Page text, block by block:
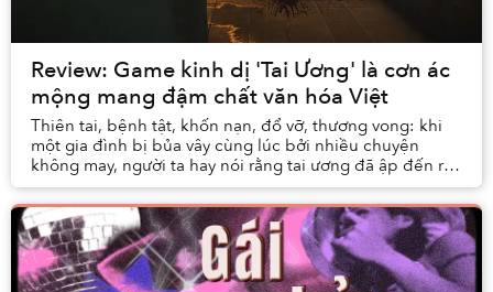
Review: Game kinh dị 'Tai Ương' là cơn ác
mộng mang đậm chất văn hóa Việt
Thiên tai, bệnh tật, khốn nạn, đổ vỡ, thương vong: khi
một gia đình bị bủa vây cùng lúc bởi nhiều chuyện
không may, người ta hay nói rằng tai ương đã ập đến rồi
đó. Tai Ương (The Scourge) cũng ch...